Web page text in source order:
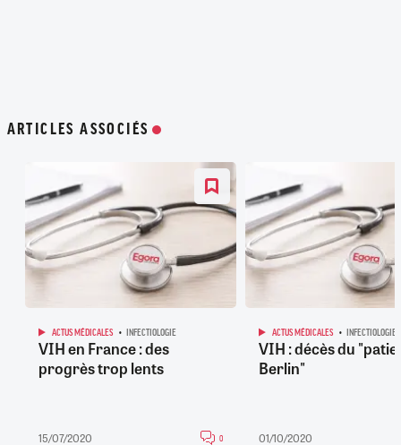
ARTICLES ASSOCIÉS
ACTUS MÉDICALES INFECTIOLOGIE
VIH en France : des
progrès trop lents
15/07/2020 0
ACTUS MÉDICALES INFECTIOLOGIE
VIH : décès du
Berlin"
01/10/2020